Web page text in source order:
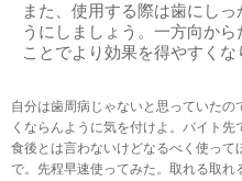
また、使用する際は歯にし
うにしましょう。一方向か
ことでより効果を得やすくな
自分は歯周病じゃないと思っていた
くならんように気を付けよ。バイト
食後とは言わないけどなるべく使っ
で。先程早速使ってみた。取れる取